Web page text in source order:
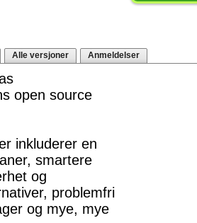
Alle versjoner Anmeldelser
open source
inkluderer en
smartere
og
problemfri
og mye, mye